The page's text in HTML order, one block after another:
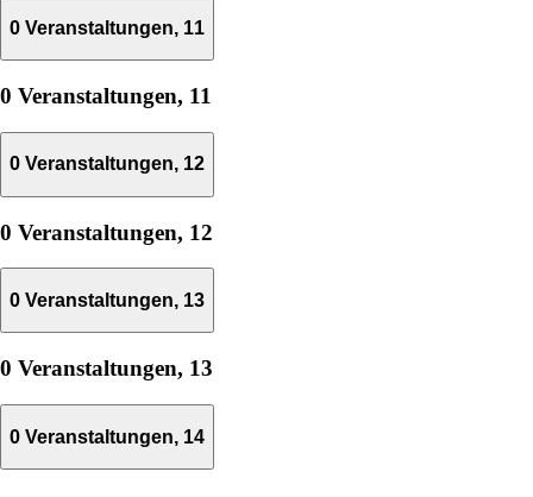
0 Veranstaltungen, 11
0 Veranstaltungen, 11
0 Veranstaltungen, 12
0 Veranstaltungen, 12
0 Veranstaltungen, 13
0 Veranstaltungen, 13
0 Veranstaltungen, 14